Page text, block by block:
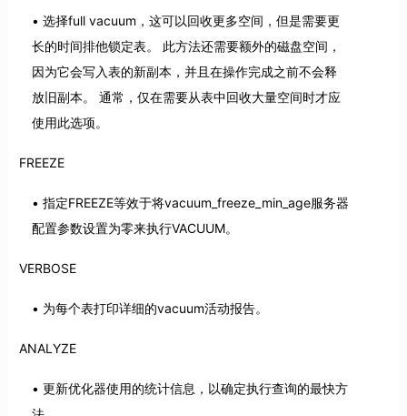
选择full vacuum，这可以回收更多空间，但是需要更
长的时间排他锁定表。 此方法还需要额外的磁盘空间，
因为它会写入表的新副本，并且在操作完成之前不会释
放旧副本。 通常，仅在需要从表中回收大量空间时才应
使用此选项。
FREEZE
指定FREEZE等效于将vacuum_freeze_min_age服务器
配置参数设置为零来执行VACUUM。
VERBOSE
为每个表打印详细的vacuum活动报告。
ANALYZE
更新优化器使用的统计信息，以确定执行查询的最快方